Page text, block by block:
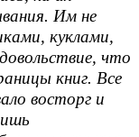
Им не
куклами,
что
книг. Все
восторг и